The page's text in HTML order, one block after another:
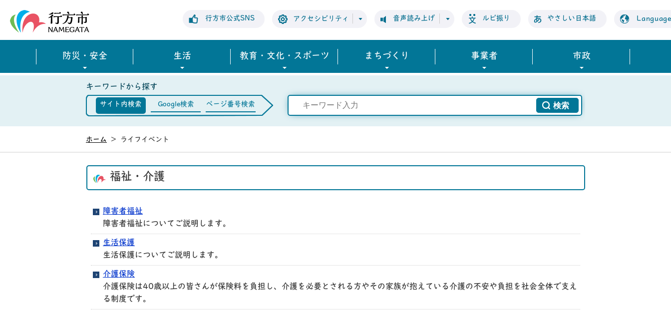
行方市公式SNS アクセシビリティ 音声読み上げ ルビ振り やさしい日本語 Language
防災・安全 生活 教育・文化・スポーツ まちづくり 事業者 市政
キーワードから探す
サイト内検索 Google検索 ページ番号検索
ホーム > ライフイベント
福祉・介護
障害者福祉
障害者福祉についてご説明します。
生活保護
生活保護についてご説明します。
介護保険
介護保険は40歳以上の皆さんが保険料を負担し、介護を必要とされる方やその家族が抱えている介護の不安や負担を社会全体で支え
る制度です。